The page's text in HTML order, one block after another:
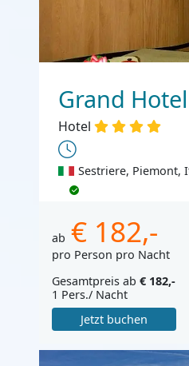
Grand
Hotel
Sestriere, Piemont,
ab € 182,-
pro Person pro Nacht
Gesamtpreis ab € 182,-
1 Pers./ Nacht
Jetzt buchen